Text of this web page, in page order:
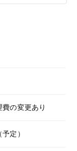
の変更あり
定）